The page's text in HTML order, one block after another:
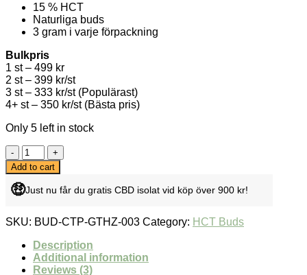
15 % HCT
Naturliga buds
3 gram i varje förpackning
Bulkpris
1 st – 499 kr
2 st – 399 kr/st
3 st – 333 kr/st (Populärast)
4+ st – 350 kr/st (Bästa pris)
Only 5 left in stock
Canntropy
-
HCT
-
Haze
15
%
Add to cart
🤑Just nu får du gratis CBD isolat vid köp över 900 kr!
SKU: BUD-CTP-GTHZ-003 Category: HCT Buds
Description
Additional information
Reviews (3)